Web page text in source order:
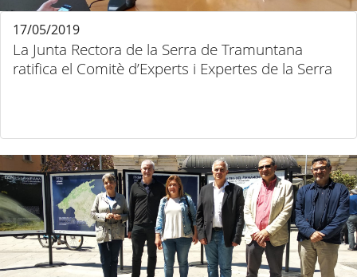
La Junta Rectora de la Serra de Tramuntana
ratifica el Comitè d’Experts i Expertes de la Serra
17/05/2019